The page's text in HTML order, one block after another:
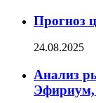
Прогноз
24.08.2025
Анализ